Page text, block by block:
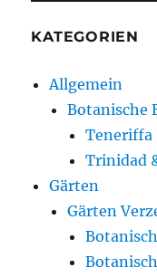
KATEGORIEN
Allgemein
Botanische
Teneriffa
Trinidad
Gärten
Gärten